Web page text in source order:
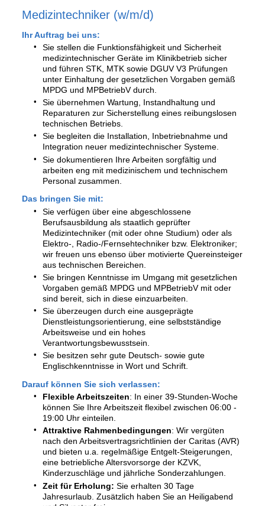
Medizintechniker (w/m/d)
Ihr Auftrag bei uns:
Sie stellen die Funktionsfähigkeit und Sicherheit
medizintechnischer Geräte im Klinikbetrieb sicher
und führen STK, MTK sowie DGUV V3 Prüfungen
unter Einhaltung der gesetzlichen Vorgaben gemäß
MPDG und MPBetriebV durch.
Sie übernehmen Wartung, Instandhaltung und
Reparaturen zur Sicherstellung eines reibungslosen
technischen Betriebs.
Sie begleiten die Installation, Inbetriebnahme und
Integration neuer medizintechnischer Systeme.
Sie dokumentieren Ihre Arbeiten sorgfältig und
arbeiten eng mit medizinischem und technischem
Personal zusammen.
Das bringen Sie mit:
Sie verfügen über eine abgeschlossene
Berufsausbildung als staatlich geprüfter
Medizintechniker (mit oder ohne Studium) oder als
Elektro-, Radio-/Fernsehtechniker bzw. Elektroniker;
wir freuen uns ebenso über motivierte Quereinsteiger
aus technischen Bereichen.
Sie bringen Kenntnisse im Umgang mit gesetzlichen
Vorgaben gemäß MPDG und MPBetriebV mit oder
sind bereit, sich in diese einzuarbeiten.
Sie überzeugen durch eine ausgeprägte
Dienstleistungsorientierung, eine selbstständige
Arbeitsweise und ein hohes
Verantwortungsbewusstsein.
Sie besitzen sehr gute Deutsch- sowie gute
Englischkenntnisse in Wort und Schrift.
Darauf können Sie sich verlassen:
Flexible Arbeitszeiten: In einer 39-Stunden-Woche
können Sie Ihre Arbeitszeit flexibel zwischen 06:00 -
19:00 Uhr einteilen.
Attraktive Rahmenbedingungen: Wir vergüten
nach den Arbeitsvertragsrichtlinien der Caritas (AVR)
und bieten u.a. regelmäßige Entgelt-Steigerungen,
eine betriebliche Altersvorsorge der KZVK,
Kinderzuschläge und jährliche Sonderzahlungen.
Zeit für Erholung: Sie erhalten 30 Tage
Jahresurlaub. Zusätzlich haben Sie an Heiligabend